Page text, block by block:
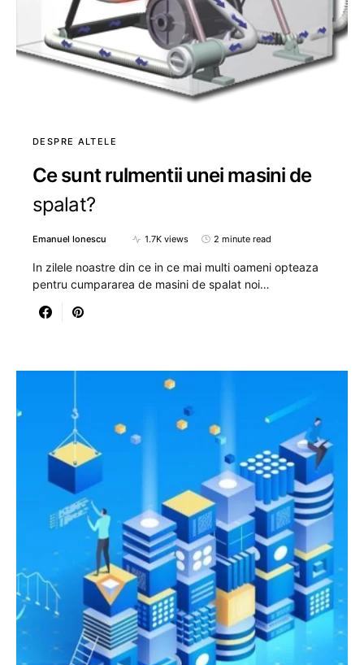
DESPRE ALTELE
Ce sunt rulmentii unei masini de
spalat?
Emanuel Ionescu 1.7K views 2 minute read
In zilele noastre din ce in ce mai multi oameni opteaza
pentru cumpararea de masini de spalat noi…